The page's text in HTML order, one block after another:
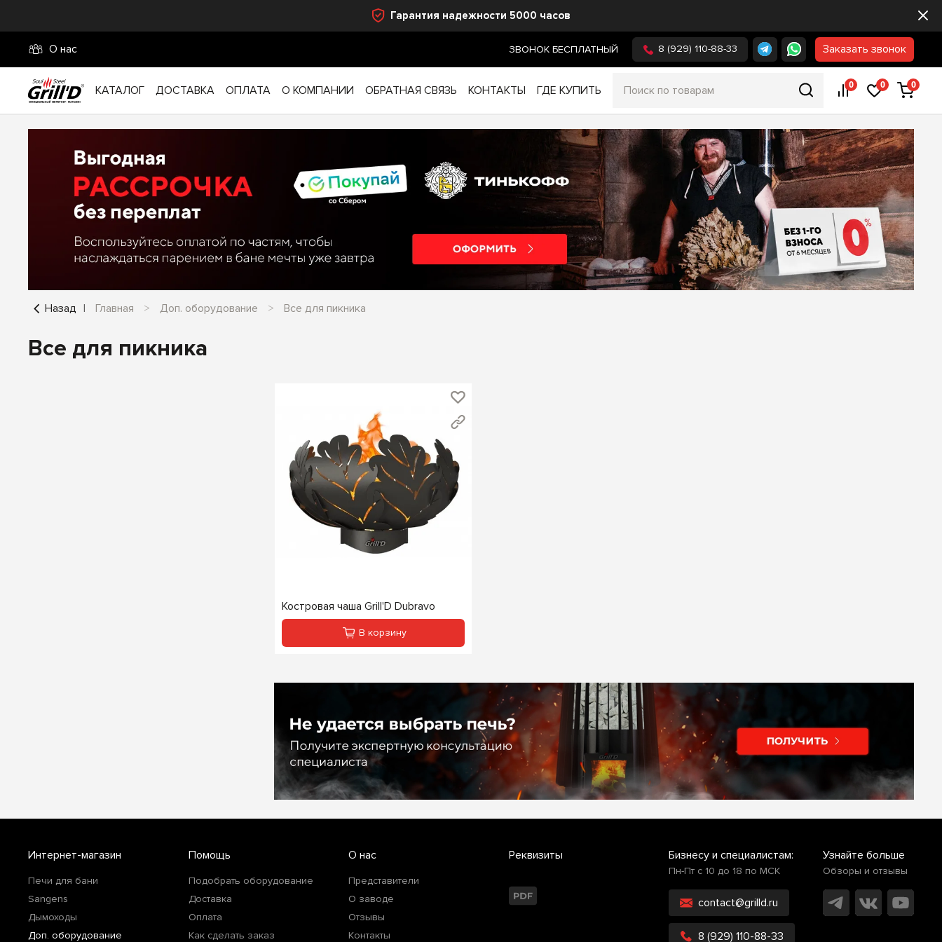
Гарантия надежности 5000 часов
О нас ЗВОНОК БЕСПЛАТНЫЙ 8 (929) 110-88-33 Заказать звонок
КАТАЛОГ ДОСТАВКА ОПЛАТА О КОМПАНИИ ОБРАТНАЯ СВЯЗЬ КОНТАКТЫ ГДЕ КУПИТЬ 0 0 0
Назад Главная Доп. оборудование Все для пикника
Все для пикника
Костровая чаша Grill'D Dubravo
В корзину
Интернет-магазин
Печи для бани
Sangens
Дымоходы
Доп. оборудование
Помощь
Подобрать оборудование
Доставка
Оплата
Как сделать заказ
О нас
Представители
О заводе
Отзывы
Контакты
Реквизиты Бизнесу и специалистам:
Пн-Пт с 10 до 18 по МСК
contact@grilld.ru
8 (929) 110-88-33
Узнайте больше
Обзоры и отзывы